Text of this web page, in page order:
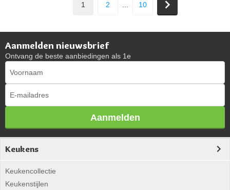
1 2 ... 10
Aanmelden nieuwsbrief
Ontvang de beste aanbiedingen als 1e
Aanmelden
Keukens
Keukencollectie
Keukenstijlen